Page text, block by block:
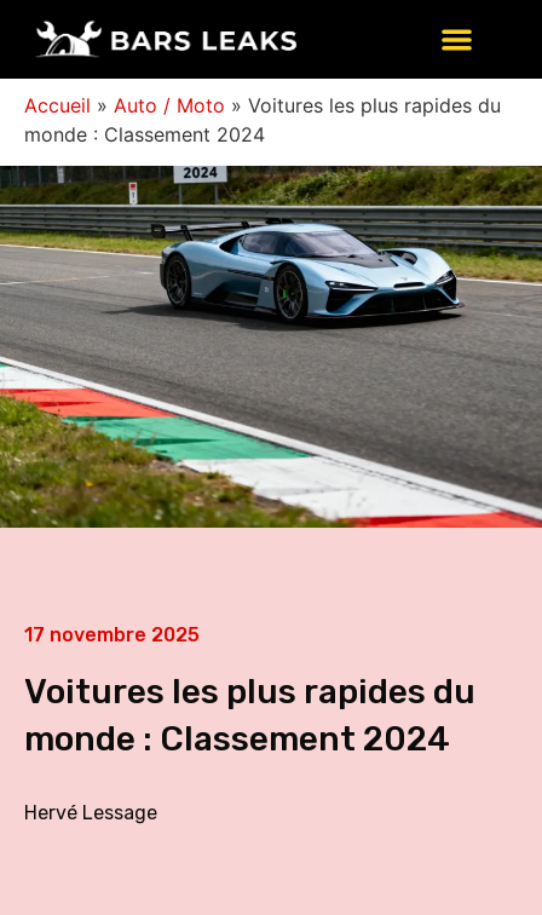
Accueil » Auto / Moto » Voitures les plus rapides du
monde : Classement 2024
17 novembre 2025
Voitures les plus rapides du
monde : Classement 2024
Hervé Lessage